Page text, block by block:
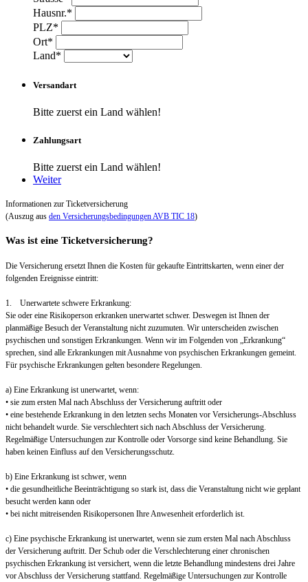
Hausnr.*
PLZ*
Ort*
Land*
Versandart
Bitte zuerst ein Land wählen!
Zahlungsart
Bitte zuerst ein Land wählen!
Weiter
Informationen zur Ticketversicherung
(Auszug aus den Versicherungsbedingungen AVB TIC 18)
Was ist eine Ticketversicherung?
Die Versicherung ersetzt Ihnen die Kosten für gekaufte Eintrittskarten, wenn einer der
folgenden Ereignisse eintritt:
1. Unerwartete schwere Erkrankung:
Sie oder eine Risikoperson erkranken unerwartet schwer. Deswegen ist Ihnen der
planmäßige Besuch der Veranstaltung nicht zuzumuten. Wir unterscheiden zwischen
psychischen und sonstigen Erkrankungen. Wenn wir im Folgenden von „Erkrankung“
sprechen, sind alle Erkrankungen mit Ausnahme von psychischen Erkrankungen gemeint.
Für psychische Erkrankungen gelten besondere Regelungen.
a) Eine Erkrankung ist unerwartet, wenn:
• sie zum ersten Mal nach Abschluss der Versicherung auftritt oder
• eine bestehende Erkrankung in den letzten sechs Monaten vor Versicherungs-Abschluss
nicht behandelt wurde. Sie verschlechtert sich nach Abschluss der Versicherung.
Regelmäßige Untersuchungen zur Kontrolle oder Vorsorge sind keine Behandlung. Sie
haben keinen Einfluss auf den Versicherungsschutz.
b) Eine Erkrankung ist schwer, wenn
• die gesundheitliche Beeinträchtigung so stark ist, dass die Veranstaltung nicht wie geplant
besucht werden kann oder
• bei nicht mitreisenden Risikopersonen Ihre Anwesenheit erforderlich ist.
c) Eine psychische Erkrankung ist unerwartet, wenn sie zum ersten Mal nach Abschluss
der Versicherung auftritt. Der Schub oder die Verschlechterung einer chronischen
psychischen Erkrankung ist versichert, wenn die letzte Behandlung mindestens drei Jahre
vor Abschluss der Versicherung stattfand. Regelmäßige Untersuchungen zur Kontrolle